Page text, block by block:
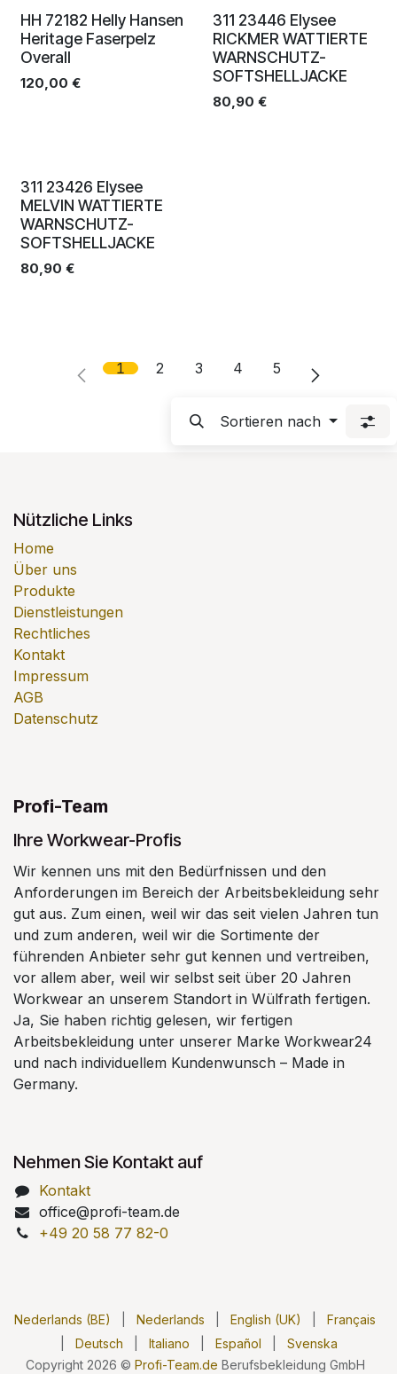
HH 72182 Helly Hansen
Heritage Faserpelz
Overall
120,00 €
Neu!
311 23446 Elysee
RICKMER WATTIERTE
WARNSCHUTZ-
SOFTSHELLJACKE
80,90 €
Neu!
311 23426 Elysee
MELVIN WATTIERTE
WARNSCHUTZ-
SOFTSHELLJACKE
80,90 €
1 2 3 4 5
Sortieren nach
Nützliche Links
Home
Über uns
Produkte
Dienstleistungen
Rechtliches
Kontakt
Impressum
AGB
Datenschutz
Profi-Team
Ihre Workwear-Profis
Wir kennen uns mit den Bedürfnissen und den
Anforderungen im Bereich der Arbeitsbekleidung sehr
gut aus. Zum einen, weil wir das seit vielen Jahren tun
und zum anderen, weil wir die Sortimente der
führenden Anbieter sehr gut kennen und vertreiben,
vor allem aber, weil wir selbst seit über 20 Jahren
Workwear an unserem Standort in Wülfrath fertigen.
Ja, Sie haben richtig gelesen, wir fertigen
Arbeitsbekleidung unter unserer Marke Workwear24
und nach individuellem Kundenwunsch – Made in
Germany.
Nehmen Sie Kontakt auf
Kontakt
office@profi-team.de
+49 20 58 77 82-0
Copyright 2026 © Profi-Team.de Berufsbekleidung GmbH
Nederlands (BE) Nederlands English (UK)
Français
Deutsch Italiano Español Svenska